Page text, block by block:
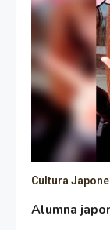
Cultura
Alumna